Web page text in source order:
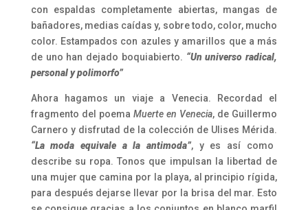
con espaldas completamente abiertas, mangas de
bañadores, medias caídas y, sobre todo, color, mucho
color. Estampados con azules y amarillos que a más
de uno han dejado boquiabierto. “Un universo radical,
personal y polimorfo”
Ahora hagamos un viaje a Venecia. Recordad el
fragmento del poema Muerte en Venecia, de Guillermo
Carnero y disfrutad de la colección de Ulises Mérida.
“La moda equivale a la antimoda”, y es así como
describe su ropa. Tonos que impulsan la libertad de
una mujer que camina por la playa, al principio rígida,
para después dejarse llevar por la brisa del mar. Esto